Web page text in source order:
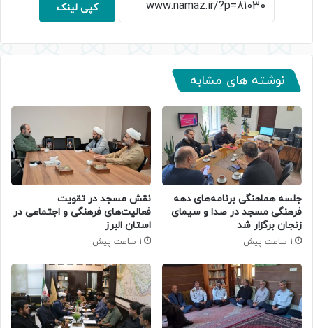
کپی لینک
نوشته های مشابه
جلسه هماهنگی برنامه‌های دهه
فرهنگی مسجد در صدا و سیمای
زنجان برگزار شد
1 ساعت پیش
نقش مسجد در تقویت
فعالیت‌های فرهنگی و اجتماعی در
استان البرز
1 ساعت پیش